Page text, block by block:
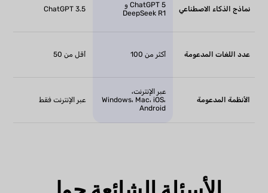
نماذج الذكاء الاصطناعي
ChatGPT 5 و
DeepSeek R1
ChatGPT 3.5
عدد اللغات المدعومة أكثر من 100 أقل من 50
الأنظمة المدعومة
عبر الإنترنت،
Windows، Mac، iOS،
Android
عبر الإنترنت فقط